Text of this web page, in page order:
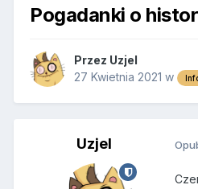
Pogadanki o
Przez Uzjel
27 Kwietnia 2021 w
Uzjel